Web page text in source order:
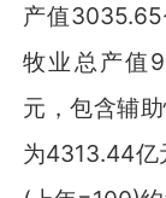
产值
牧业总产值
元，包含辅
为4313.44亿